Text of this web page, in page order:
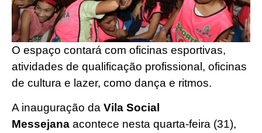
O espaço contará com oficinas esportivas,
atividades de qualificação profissional, oficinas
de cultura e lazer, como dança e ritmos.
A inauguração da Vila Social
Messejana acontece nesta quarta-feira (31),